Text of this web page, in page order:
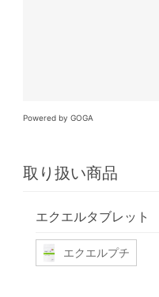
Powered by GOGA
取り扱い商品
エクエルタブレット
エクエルプチ